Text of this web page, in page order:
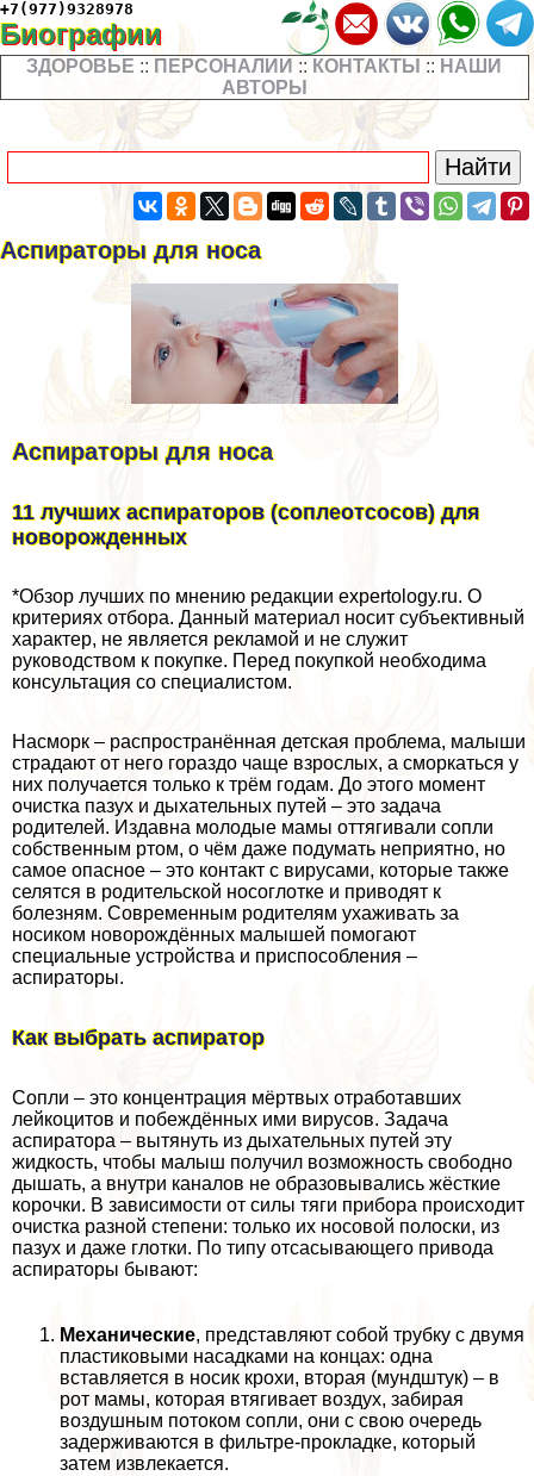
+7(977)9328978
Биографии
ЗДОРОВЬЕ :: ПЕРСОНАЛИИ :: КОНТАКТЫ :: НАШИ
АВТОРЫ
Аспираторы для носа
Аспираторы для носа
11 лучших аспираторов (соплеoтcocов) для
новорожденных
*Обзор лучших по мнению редакции expertology.ru. О
критериях отбора. Данный материал носит субъективный
хаpaктер, не является рекламой и не служит
руководством к покупке. Перед покупкой необходима
консультация со специалистом.
Насморк – распространённая детская проблема, малыши
страдают от него гораздо чаще взрослых, а сморкаться у
них получается только к трём годам. До этого момент
очистка пазух и дыхательных путей – это задача
родителей. Издавна молодые мамы оттягивали сопли
собственным ртом, о чём даже подумать неприятно, но
самое опасное – это контакт с вирусами, которые также
селятся в родительской носоглотке и приводят к
болезням. Современным родителям ухаживать за
носиком новорождённых малышей помогают
специальные устройства и приспособления –
аспираторы.
Как выбрать аспиратор
Сопли – это концентрация мёртвых отработавших
лейкоцитов и побеждённых ими вирусов. Задача
аспиратора – вытянуть из дыхательных путей эту
жидкость, чтобы малыш получил возможность свободно
дышать, а внутри каналов не образовывались жёсткие
корочки. В зависимости от силы тяги прибора происходит
очистка разной степени: только их носовой полоски, из
пазух и даже глотки. По типу отсасывающего привода
аспираторы бывают:
Механические, представляют собой трубку с двумя
пластиковыми насадками на концах: одна
вставляется в носик крохи, вторая (мундштук) – в
рот мамы, которая втягивает воздух, забирая
воздушным потоком сопли, они с свою очередь
задерживаются в фильтре-прокладке, который
затем извлекается.